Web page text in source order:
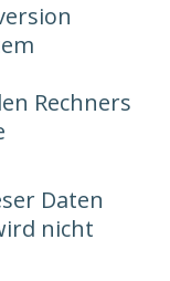
Rechners
Daten
nicht